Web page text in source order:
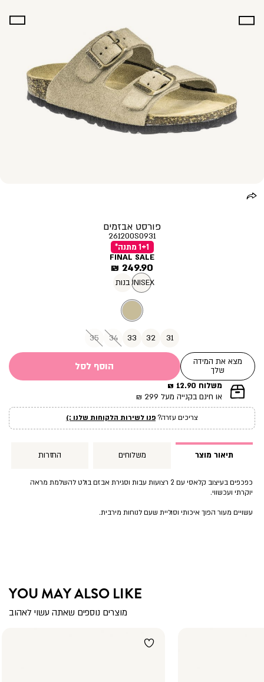
פורסט אבזמים
261200S0931
1+1 מתנה*
FINAL SALE
מחיר
מוצר
249.90 ₪
UNISEXבנות
31
32
33
34
35
מצא את המידה
שלך
הוסף לסל
|
תומך
עמוד
מוצר
משלוח 12.90 ₪
או חינם בקנייה מעל 299 ₪
צריכים עזרה?פנו לשירות הלקוחות שלנו :)
תיאור מוצר משלוחים החזרות
כפכפים בעיצוב קלאסי עם 2 רצועות עבות וסגירת אבזם בולט להשלמת מראה
יוקרתי ועכשווי.
עשויים מעור הפוך איכותי וסוליית שעם לנוחות מירבית.
YOU MAY ALSO LIKE
מוצרים נוספים שאתה עשוי לאהוב